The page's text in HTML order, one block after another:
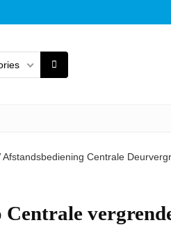
Centrale
Centrale